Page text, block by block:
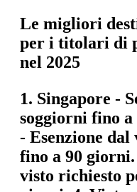
Le migliori
per i titolari di
nel 2025
1. Singapore -
soggiorni fino
- Esenzione
fino a 90 giorni.
visto richiesto